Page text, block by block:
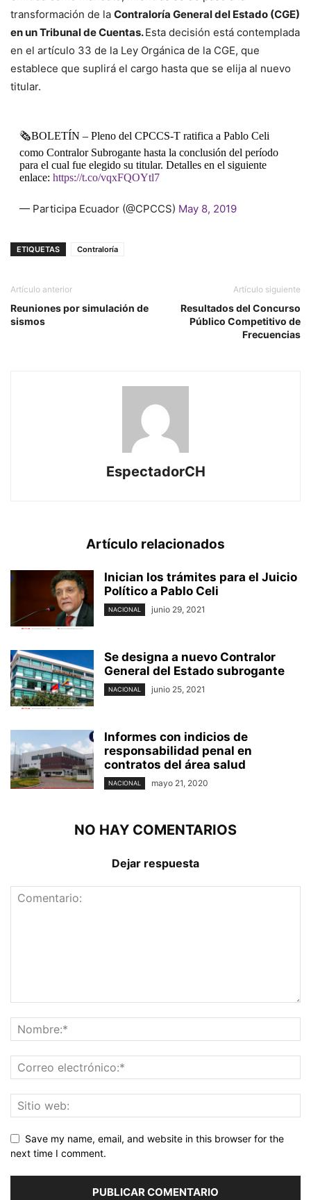
transformación de la Contraloría General del Estado (CGE)
en un Tribunal de Cuentas.Esta decisión está contemplada
en el artículo 33 de la Ley Orgánica de la CGE, que
establece que suplirá el cargo hasta que se elija al nuevo
titular.
🗞️BOLETÍN – Pleno del CPCCS-T ratifica a Pablo Celi
como Contralor Subrogante hasta la conclusión del período
para el cual fue elegido su titular. Detalles en el siguiente
enlace: https://t.co/vqxFQOYtl7
— Participa Ecuador (@CPCCS) May 8, 2019
ETIQUETAS Contraloría
Artículo anterior
Reuniones por simulación de
sismos
Artículo siguiente
Resultados del Concurso
Público Competitivo de
Frecuencias
EspectadorCH
Artículo relacionados
Inician los trámites para el Juicio
Político a Pablo Celi
NACIONAL junio 29, 2021
Se designa a nuevo Contralor
General del Estado subrogante
NACIONAL junio 25, 2021
Informes con indicios de
responsabilidad penal en
contratos del área salud
NACIONAL mayo 21, 2020
NO HAY COMENTARIOS
Dejar respuesta
Save my name, email, and website in this browser for the
next time I comment.